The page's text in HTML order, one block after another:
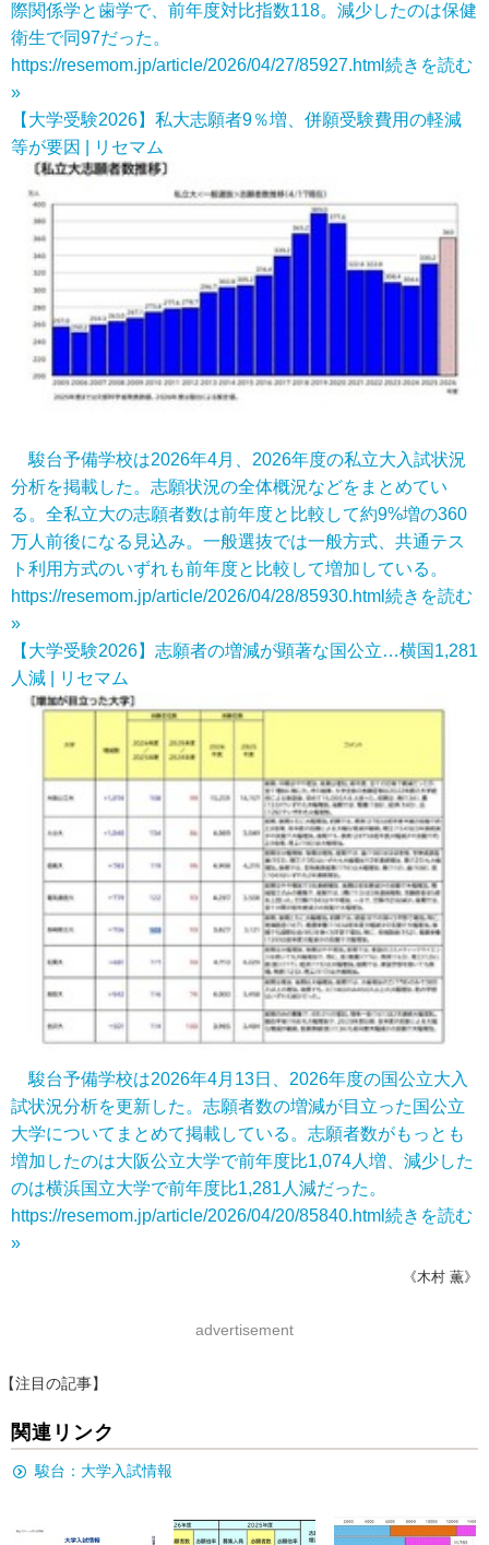
際関係学と歯学で、前年度対比指数118。減少したのは保健
衛生で同97だった。
https://resemom.jp/article/2026/04/27/85927.html 続きを読む
»
【大学受験2026】私大志願者9％増、併願受験費用の軽減
等が要因 | リセマム
駿台予備学校は2026年4月、2026年度の私立大入試状況
分析を掲載した。志願状況の全体概況などをまとめてい
る。全私立大の志願者数は前年度と比較して約9%増の360
万人前後になる見込み。一般選抜では一般方式、共通テス
ト利用方式のいずれも前年度と比較して増加している。
https://resemom.jp/article/2026/04/28/85930.html 続きを読む
»
【大学受験2026】志願者の増減が顕著な国公立…横国1,281
人減 | リセマム
駿台予備学校は2026年4月13日、2026年度の国公立大入
試状況分析を更新した。志願者数の増減が目立った国公立
大学についてまとめて掲載している。志願者数がもっとも
増加したのは大阪公立大学で前年度比1,074人増、減少した
のは横浜国立大学で前年度比1,281人減だった。
https://resemom.jp/article/2026/04/20/85840.html 続きを読む
»
《木村 薫》
advertisement
【注目の記事】
関連リンク
駿台：大学入試情報